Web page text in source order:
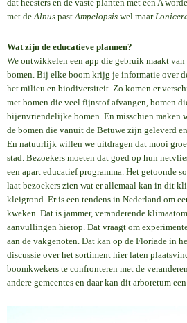
dat heesters en de vaste planten met een A
met deAlnus pastAmpelopsis wel maar
Wat zijn de educatieve plannen?
We ontwikkelen een app die gebruik maakt van
bomen. Bij elke boom krijg je informatie over
het milieu en biodiversiteit. Zo komen er
met bomen die veel fijnstof afvangen, bomen
bijenvriendelijke bomen. En misschien maken
de bomen die vanuit de Betuwe zijn geleverd
En natuurlijk willen we uitdragen dat mooi
stad. Bezoekers moeten dat goed op hun
een apart educatief programma. Het getoonde
laat bezoekers zien wat er allemaal kan in dit
kleigrond. Er is een tendens in Nederland om
kweken. Dat is jammer, veranderende
aanvullingen hierop. Dat vraagt om
aan de vakgenoten. Dat kan op de Floriade in
discussie over het sortiment hier laten
boomkwekers te confronteren met de
andere gemeentes en daar kan dit arboretum